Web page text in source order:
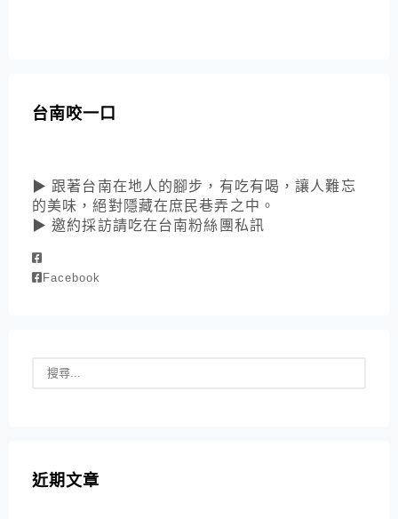
台南咬一口
▶ 跟著台南在地人的腳步，有吃有喝，讓人難忘
的美味，絕對隱藏在庶民巷弄之中。
▶ 邀約採訪請吃在台南粉絲團私訊
Facebook
近期文章